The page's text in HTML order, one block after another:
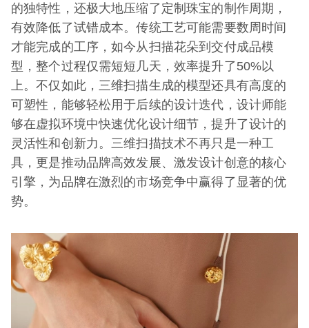
的独特性，还极大地压缩了定制珠宝的制作周期，
有效降低了试错成本。传统工艺可能需要数周时间
才能完成的工序，如今从扫描花朵到交付成品模
型，整个过程仅需短短几天，效率提升了50%以
上。不仅如此，三维扫描生成的模型还具有高度的
可塑性，能够轻松用于后续的设计迭代，设计师能
够在虚拟环境中快速优化设计细节，提升了设计的
灵活性和创新力。三维扫描技术不再只是一种工
具，更是推动品牌高效发展、激发设计创意的核心
引擎，为品牌在激烈的市场竞争中赢得了显著的优
势。